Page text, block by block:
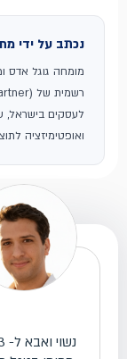
נכתב על ידי
מומחה גוגל אדס
לעסקים בישראל,
ואופטימיזציה